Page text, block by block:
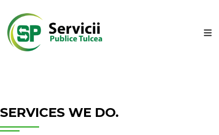
SERVICES WE DO.